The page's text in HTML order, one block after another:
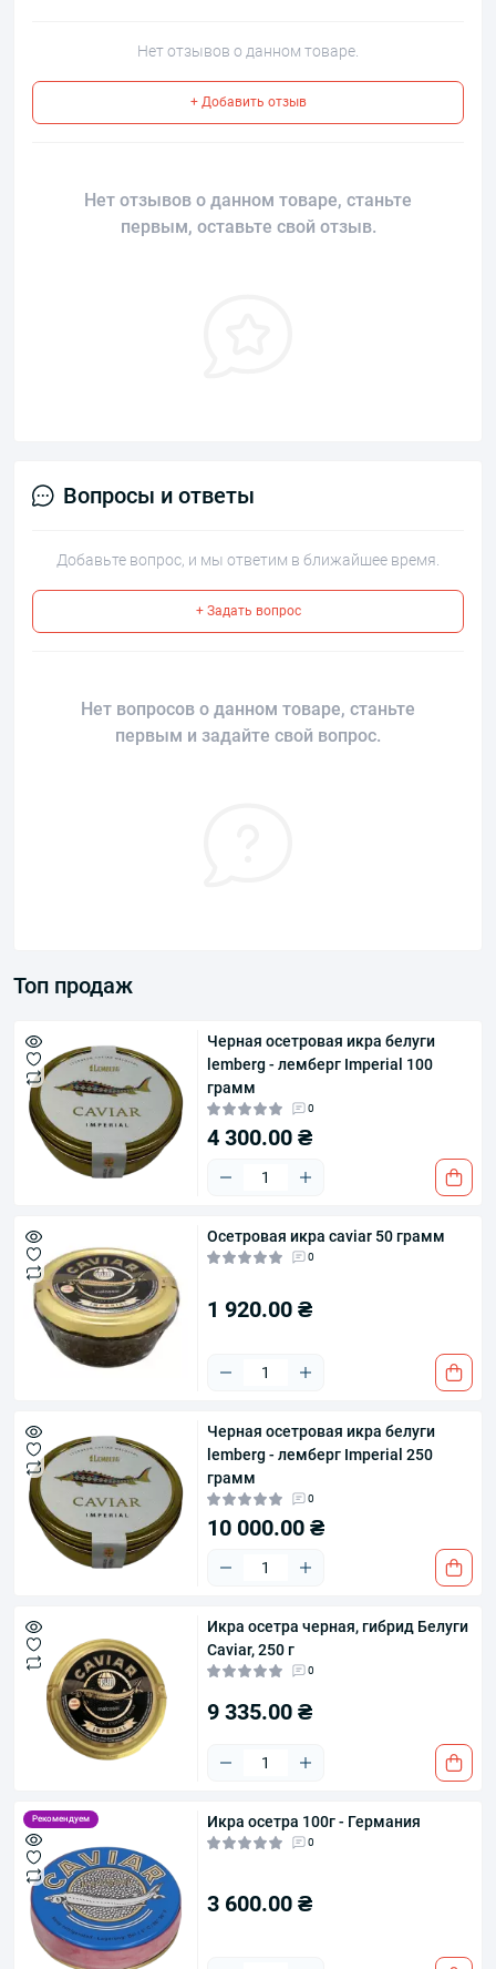
Нет отзывов о данном товаре.
+ Добавить отзыв
Нет отзывов о данном товаре, станьте
первым, оставьте свой отзыв.
Вопросы и ответы
Добавьте вопрос, и мы ответим в ближайшее время.
+ Задать вопрос
Нет вопросов о данном товаре, станьте
первым и задайте свой вопрос.
Топ продаж
Черная осетровая икра белуги
lemberg - лемберг Imperial 100
грамм
0
4 300.00 ₴
Осетровая икра caviar 50 грамм
0
1 920.00 ₴
Черная осетровая икра белуги
lemberg - лемберг Imperial 250
грамм
0
10 000.00 ₴
Икра осетра черная, гибрид Белуги
Caviar, 250 г
0
9 335.00 ₴
Рекомендуем Икра осетра 100г - Германия
0
3 600.00 ₴